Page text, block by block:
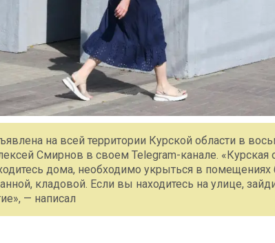
на всей территории Курской области в
Смирнов в своем Telegram-канале. «Курская
дома, необходимо укрыться в
кладовой. Если вы находитесь на улице,
— написал